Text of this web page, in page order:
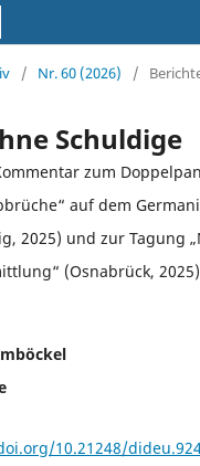
/ Nr. 60 (2026) /
Schuldige
zum
auf dem
2025) und zur Tagung
(Osnabrück, 2025)
10.21248/